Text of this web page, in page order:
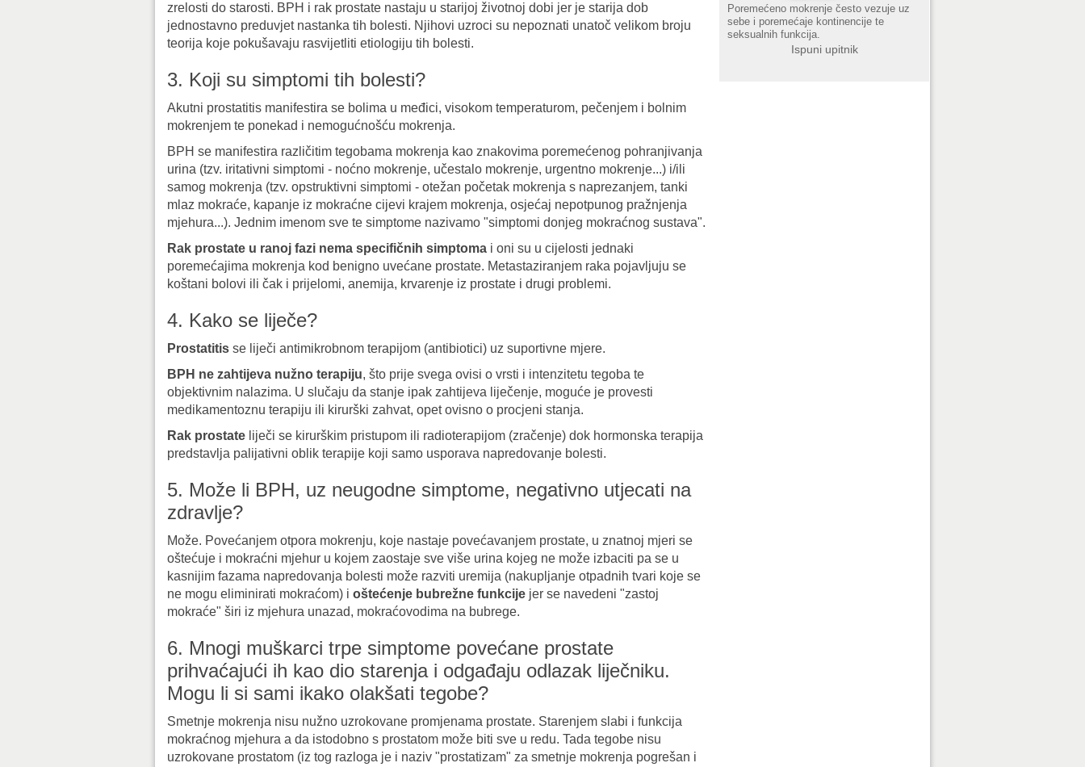
zrelosti do starosti. BPH i rak prostate nastaju u starijoj životnoj dobi jer je starija dob
jednostavno preduvjet nastanka tih bolesti. Njihovi uzroci su nepoznati unatoč velikom broju
teorija koje pokušavaju rasvijetliti etiologiju tih bolesti.
3. Koji su simptomi tih bolesti?
Akutni prostatitis manifestira se bolima u međici, visokom temperaturom, pečenjem i bolnim
mokrenjem te ponekad i nemogućnošću mokrenja.
BPH se manifestira različitim tegobama mokrenja kao znakovima poremećenog pohranjivanja
urina (tzv. iritativni simptomi - noćno mokrenje, učestalo mokrenje, urgentno mokrenje...) i/ili
samog mokrenja (tzv. opstruktivni simptomi - otežan početak mokrenja s naprezanjem, tanki
mlaz mokraće, kapanje iz mokraćne cijevi krajem mokrenja, osjećaj nepotpunog pražnjenja
mjehura...). Jednim imenom sve te simptome nazivamo "simptomi donjeg mokraćnog sustava".
Rak prostate u ranoj fazi nema specifičnih simptoma i oni su u cijelosti jednaki
poremećajima mokrenja kod benigno uvećane prostate. Metastaziranjem raka pojavljuju se
koštani bolovi ili čak i prijelomi, anemija, krvarenje iz prostate i drugi problemi.
4. Kako se liječe?
Prostatitis se liječi antimikrobnom terapijom (antibiotici) uz suportivne mjere.
BPH ne zahtijeva nužno terapiju, što prije svega ovisi o vrsti i intenzitetu tegoba te
objektivnim nalazima. U slučaju da stanje ipak zahtijeva liječenje, moguće je provesti
medikamentoznu terapiju ili kirurški zahvat, opet ovisno o procjeni stanja.
Rak prostate liječi se kirurškim pristupom ili radioterapijom (zračenje) dok hormonska terapija
predstavlja palijativni oblik terapije koji samo usporava napredovanje bolesti.
5. Može li BPH, uz neugodne simptome, negativno utjecati na
zdravlje?
Može. Povećanjem otpora mokrenju, koje nastaje povećavanjem prostate, u znatnoj mjeri se
oštećuje i mokraćni mjehur u kojem zaostaje sve više urina kojeg ne može izbaciti pa se u
kasnijim fazama napredovanja bolesti može razviti uremija (nakupljanje otpadnih tvari koje se
ne mogu eliminirati mokraćom) i oštećenje bubrežne funkcije jer se navedeni "zastoj
mokraće" širi iz mjehura unazad, mokraćovodima na bubrege.
6. Mnogi muškarci trpe simptome povećane prostate
prihvaćajući ih kao dio starenja i odgađaju odlazak liječniku.
Mogu li si sami ikako olakšati tegobe?
Smetnje mokrenja nisu nužno uzrokovane promjenama prostate. Starenjem slabi i funkcija
mokraćnog mjehura a da istodobno s prostatom može biti sve u redu. Tada tegobe nisu
uzrokovane prostatom (iz tog razloga je i naziv "prostatizam" za smetnje mokrenja pogrešan i
Poremećeno mokrenje često vezuje uz
sebe i poremećaje kontinencije te
seksualnih funkcija.
Ispuni upitnik